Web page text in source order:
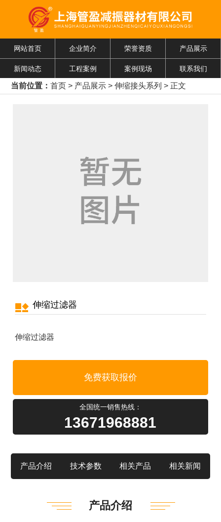
网站首页 企业简介 荣誉资质 产品展示
新闻动态 工程案例 案例现场 联系我们
当前位置：首页 > 产品展示 >伸缩接头系列 > 正文
伸缩过滤器
伸缩过滤器
免费获取报价
全国统一销售热线：
13671968881
产品介绍 技术参数 相关产品 相关新闻
产品介绍